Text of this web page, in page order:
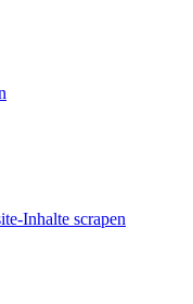
Inhalte scrapen